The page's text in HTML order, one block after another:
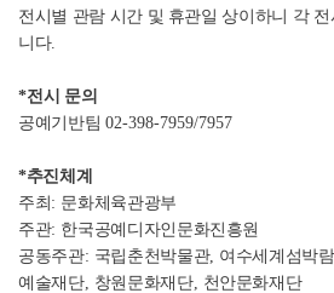
전시별 관람 시간 및 휴관일 상이하니 각
니다.
*전시 문의
공예기반팀 02-398-7959/7957
*추진체계
주최 : 문화체육관광부
주관: 한국공예디자인문화진흥원
공동주관: 국립춘천박물관, 여수세계섬박
예술재단, 창원문화재단, 천안문화재단